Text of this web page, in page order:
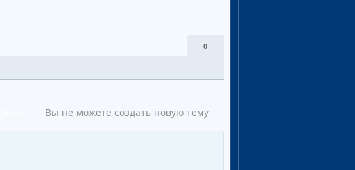
0
Вы не можете создать новую тему